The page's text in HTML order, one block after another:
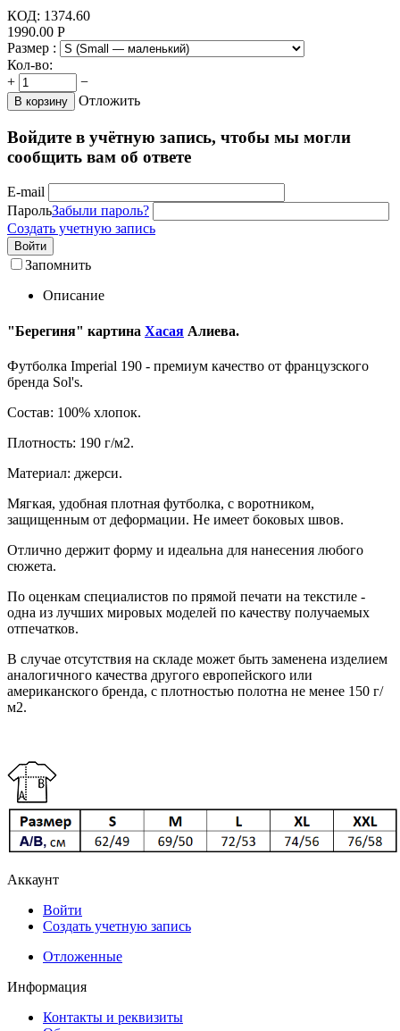
КОД: 1374.60
1990.00 Р
Размер :
Кол-во:
+
−
В корзину Отложить
Войдите в учётную запись, чтобы мы могли
сообщить вам об ответе
E-mail
ПарольЗабыли пароль?
Создать учетную запись
Войти
Запомнить
Описание
"Берегиня" картина Хасая Алиева.
Футболка Imperial 190 - премиум качество от французского
бренда Sol's.
Состав: 100% хлопок.
Плотность: 190 г/м2.
Материал: джерси.
Мягкая, удобная плотная футболка, с воротником,
защищенным от деформации. Не имеет боковых швов.
Отлично держит форму и идеальна для нанесения любого
сюжета.
По оценкам специалистов по прямой печати на текстиле -
одна из лучших мировых моделей по качеству получаемых
отпечатков.
В случае отсутствия на складе может быть заменена изделием
аналогичного качества другого европейского или
американского бренда, с плотностью полотна не менее 150 г/
м2.
Аккаунт
Войти
Создать учетную запись
Отложенные
Информация
Контакты и реквизиты